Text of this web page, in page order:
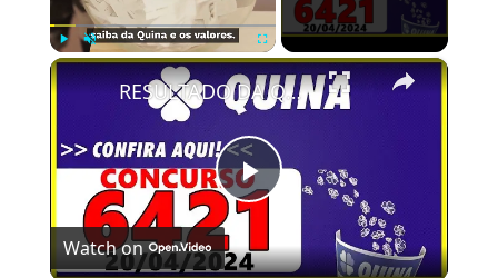
Play Unmute Fullscreen ×
Play
RESULTADO DA QUINA Concurso 6421 de hoje, sábado 20/04/2024 - Quina 6421
Watch on